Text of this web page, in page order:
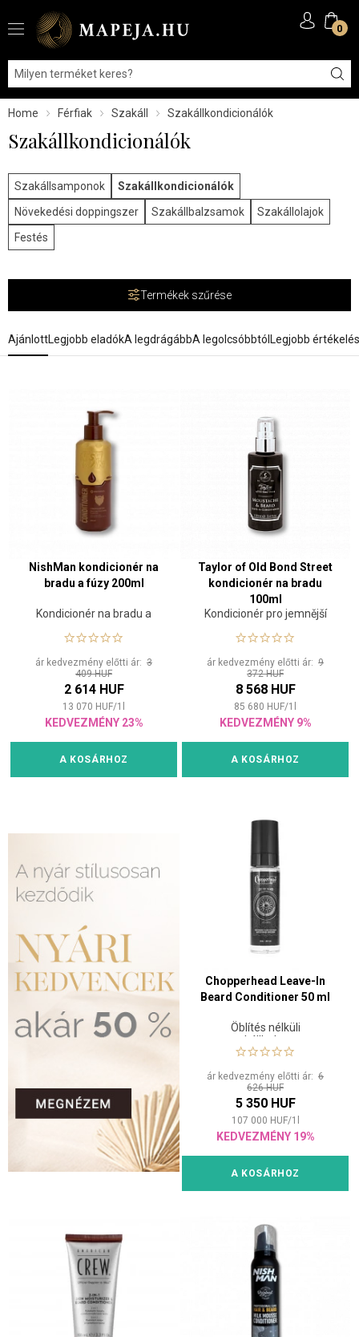
0
Home Férfiak Szakáll Szakállkondicionálók
Szakállkondicionálók
Szakállsamponok
Szakállkondicionálók
Növekedési doppingszer
Szakállbalzsamok
Szakállolajok
Festés
Termékek szűrése
AjánlottLegjobb eladókA legdrágábbA legolcsóbbtól Legjobb értékelés
NishMan kondicionér na
bradu a fúzy 200ml
Kondicionér na bradu a
ár kedvezmény előtti ár: 3
409 HUF
2 614 HUF
13 070 HUF/1
KEDVEZMÉNY 23%
A KOSÁRHOZ
Taylor of Old Bond Street
kondicionér na bradu
100ml
Kondicionér pro jemnější
ár kedvezmény előtti ár: 9
372 HUF
8 568 HUF
85 680 HUF/1
KEDVEZMÉNY 9%
A KOSÁRHOZ
Chopperhead Leave-In
Beard Conditioner 50 ml
Öblítés nélküli
szakállbalzsam
ár kedvezmény előtti ár: 6
626 HUF
5 350 HUF
107 000 HUF/1
KEDVEZMÉNY 19%
A KOSÁRHOZ